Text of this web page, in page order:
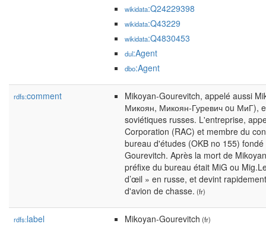
wikidata:Q24229398
wikidata:Q43229
wikidata:Q4830453
dul:Agent
dbo:Agent
rdfs:comment
Mikoyan-Gourevitch, appelé aussi
Микоян, Микоян-Гуревич ou МиГ),
soviétiques russes. L'entreprise,
Corporation (RAC) et membre du
bureau d'études (OKB no 155)
Gourevitch. Après la mort de
préfixe du bureau était MiG ou
d’œil » en russe, et devint
d'avion de chasse. (fr)
rdfs:label Mikoyan-Gourevitch (fr)